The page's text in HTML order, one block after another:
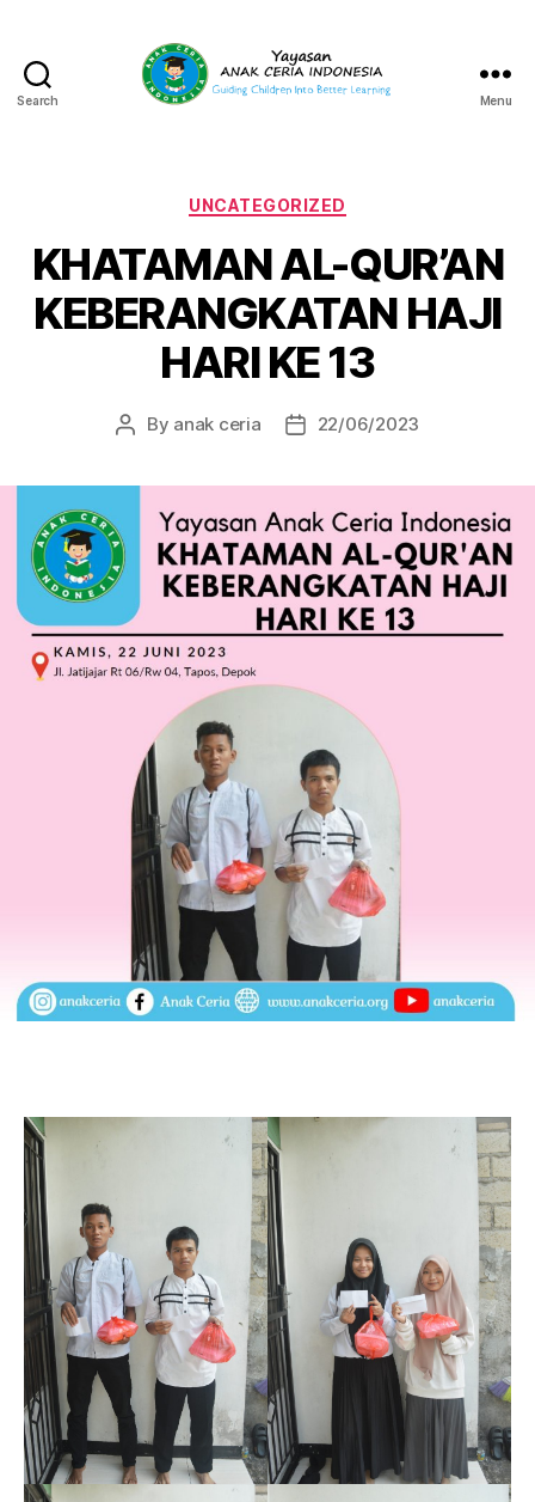
Search
Indonesia
Menu
Categories
UNCATEGORIZED
KHATAMAN AL-QUR’AN
KEBERANGKATAN HAJI
HARI KE 13
Post
By anak ceria
Post22/06/2023